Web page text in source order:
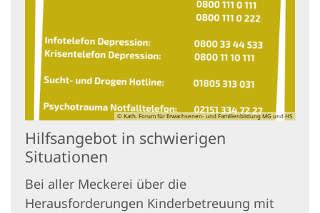
© Kath. Forum für Erwachsenen- und Familienbildung MG und HS
Hilfsangebot in schwierigen
Situationen
Bei aller Meckerei über die
Herausforderungen Kinderbetreuung mit